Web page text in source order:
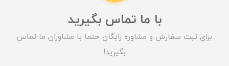
با ما تماس بگیرید
برای ثبت سفارش و مشاوره رایگان حتما با مشاوران ما تماس
بگیرید!